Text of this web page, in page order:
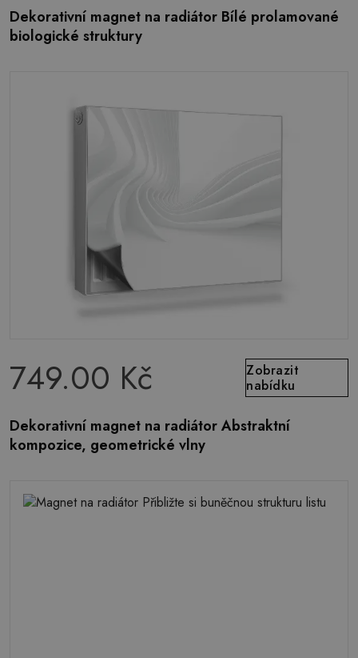
Dekorativní magnet na radiátor Bílé prolamované
biologické struktury
749.00 Kč
Zobrazit
nabídku
Dekorativní magnet na radiátor Abstraktní
kompozice, geometrické vlny